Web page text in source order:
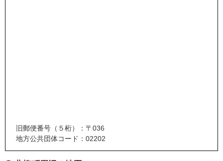
旧郵便番号（５桁）：〒036
地方公共団体コード：02202